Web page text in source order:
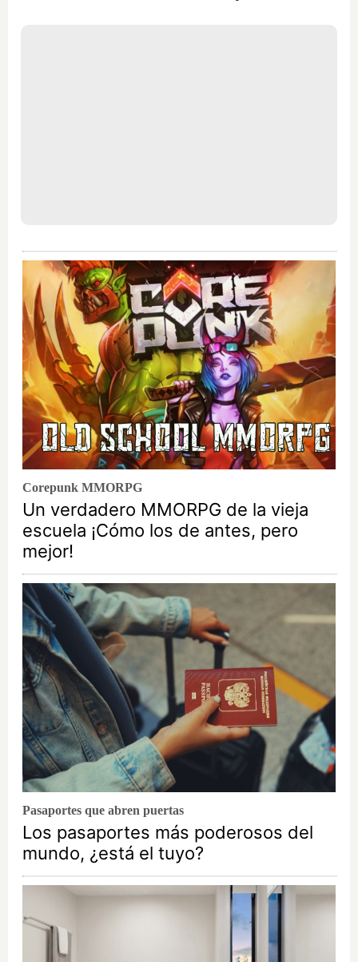
Corepunk MMORPG
Un verdadero MMORPG de la vieja
escuela ¡Cómo los de antes, pero
mejor!
Pasaportes que abren puertas
Los pasaportes más poderosos del
mundo, ¿está el tuyo?